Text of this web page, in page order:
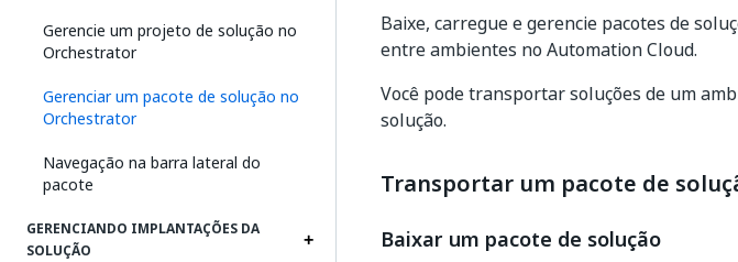
Gerencie um projeto de solução no
Orchestrator
Gerenciar um pacote de solução no
Orchestrator
Navegação na barra lateral do
pacote
GERENCIANDO IMPLANTAÇÕES DA
SOLUÇÃO
Baixe, carregue e gerencie pacotes de
entre ambientes no Automation Cloud.
Você pode transportar soluções de um
solução.
Transportar um pacote de
Baixar um pacote de solução